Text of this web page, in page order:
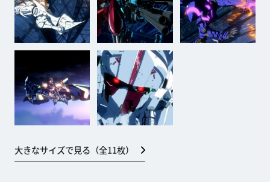
大きなサイズで見る（全11枚）